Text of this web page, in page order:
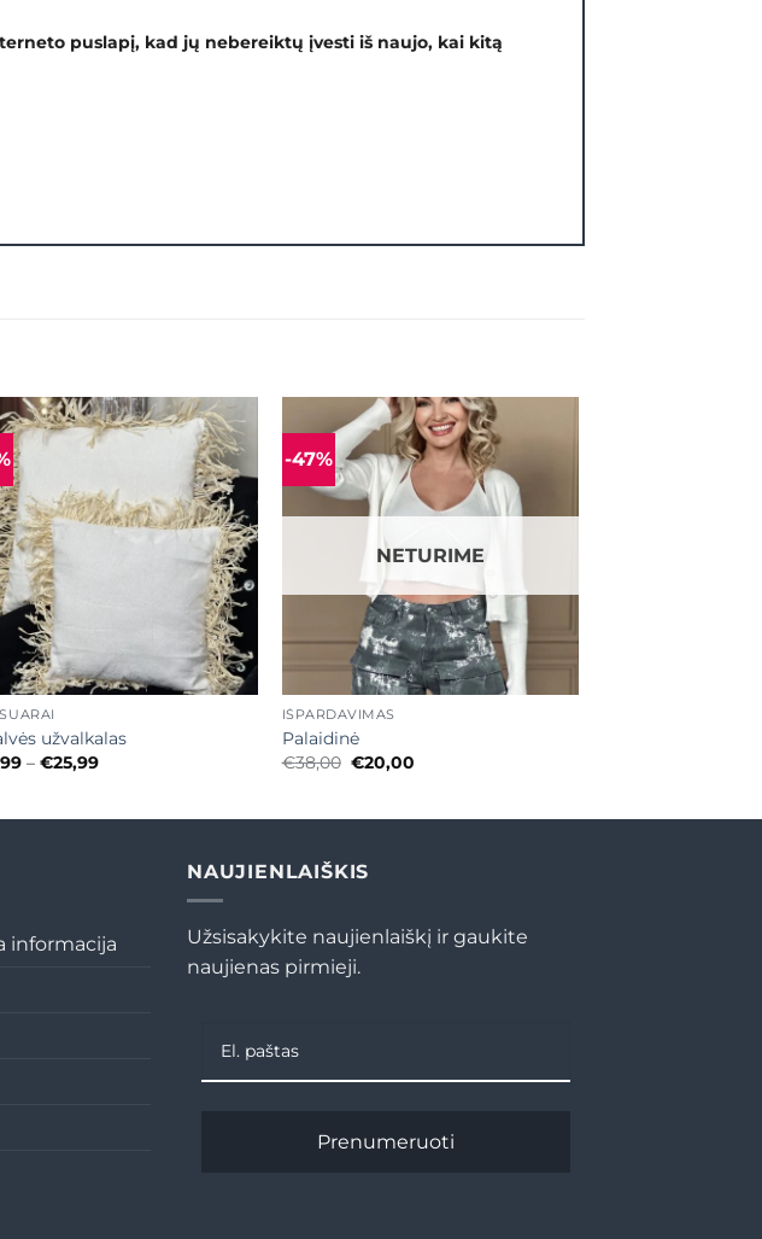
puslapį, kad jų nebereiktų įvesti iš naujo, kai kitą
Mėgstamiausias
užvalkalas
– €25,99Price
-47% Mėgstamiausias
NETURIME
IŠPARDAVIMAS
Palaidinė
€38,00 Original
price
€20,00Current
informacija
NAUJIENLAIŠKIS
Užsisakykite naujienlaiškį ir gaukite
naujienas pirmieji.
Prenumeruoti